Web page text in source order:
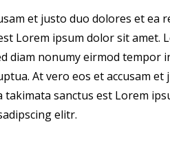
et justo duo dolores et ea
Lorem ipsum dolor sit amet.
diam nonumy eirmod tempor
At vero eos et accusam
takimata sanctus est Lorem
elitr.